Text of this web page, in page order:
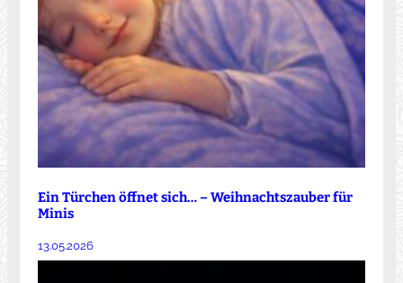
Ein Türchen öffnet sich… – Weihnachtszauber für
Minis
13.05.2026